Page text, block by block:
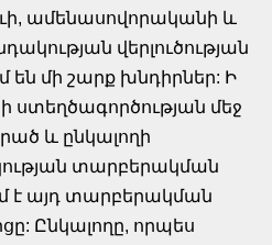
ամենասովորականի և
վերլուծության
մի շարք խնդիրներ: Ի
ստեղծագործության մեջ
և ընկալողի
տարբերակման
է այդ տարբերակման
Ընկալողը, որպես